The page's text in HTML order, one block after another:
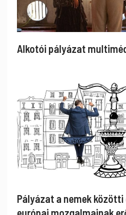
Alkotói pályázat
Pályázat a nemek közötti